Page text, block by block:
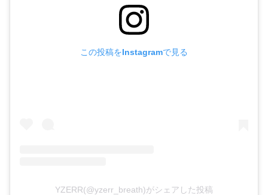
この投稿をInstagramで見る
YZERR(@yzerr_breath)がシェアした投稿